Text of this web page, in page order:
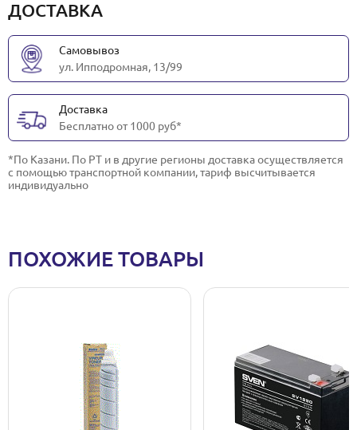
ДОСТАВКА
Самовывоз
ул. Ипподромная, 13/99
Доставка
Бесплатно от 1000 руб*
*По Казани. По РТ и в другие регионы доставка осуществляется
с помощью транспортной компании, тариф высчитывается
индивидуально
ПОХОЖИЕ ТОВАРЫ